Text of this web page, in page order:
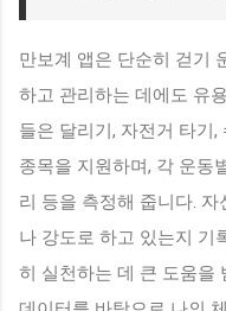
만보계 앱은 단순히 걷기
하고 관리하는 데에도 유
들은 달리기, 자전거 타기
종목을 지원하며, 각 운동
리 등을 측정해 줍니다.
나 강도로 하고 있는지 기
히 실천하는 데 큰 도움을